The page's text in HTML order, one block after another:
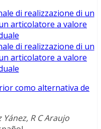
como alternativa de
R C Araujo